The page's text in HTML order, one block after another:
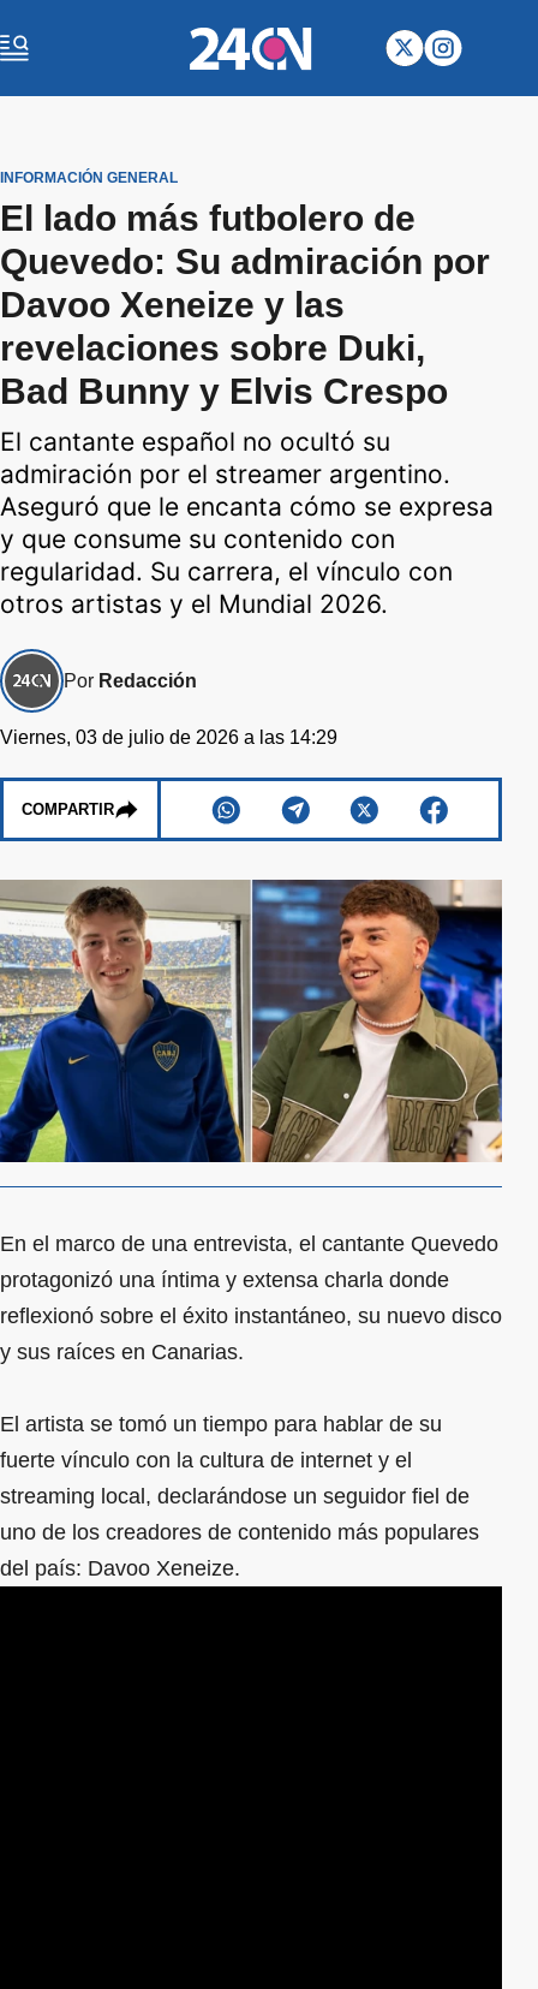
INFORMACIÓN GENERAL
El lado más futbolero de
Quevedo: Su admiración por
Davoo Xeneize y las
revelaciones sobre Duki,
Bad Bunny y Elvis Crespo
El cantante español no ocultó su
admiración por el streamer argentino.
Aseguró que le encanta cómo se expresa
y que consume su contenido con
regularidad. Su carrera, el vínculo con
otros artistas y el Mundial 2026.
Por Redacción
Viernes, 03 de julio de 2026 a las 14:29
COMPARTIR
En el marco de una entrevista, el cantante Quevedo
protagonizó una íntima y extensa charla donde
reflexionó sobre el éxito instantáneo, su nuevo disco
y sus raíces en Canarias.
El artista se tomó un tiempo para hablar de su
fuerte vínculo con la cultura de internet y el
streaming local, declarándose un seguidor fiel de
uno de los creadores de contenido más populares
del país: Davoo Xeneize.